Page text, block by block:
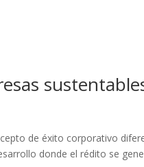
de éxito corporativo
donde el rédito se